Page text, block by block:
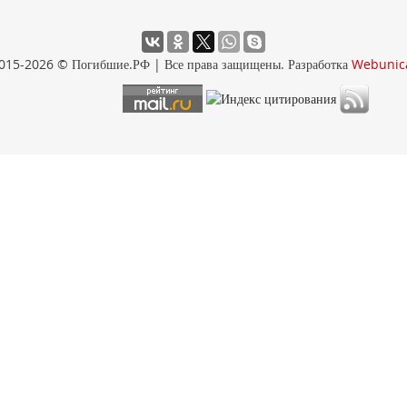
2026 © Погибшие.РФ | Все права защищены. Разработка